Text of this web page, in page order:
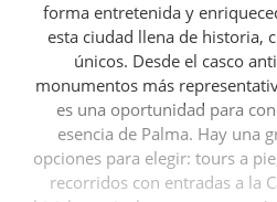
forma entretenida y
esta ciudad llena de historia,
únicos. Desde el casco
monumentos más
es una oportunidad para
esencia de Palma. Hay una
opciones para elegir: tours a
recorridos con entradas a la